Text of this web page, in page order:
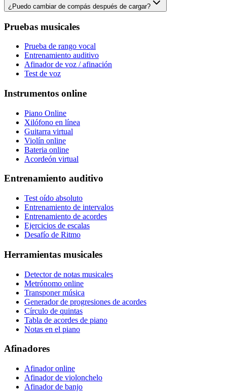
¿Puedo cambiar de compás después de cargar?
Pruebas musicales
Prueba de rango vocal
Entrenamiento auditivo
Afinador de voz / afinación
Test de voz
Instrumentos online
Piano Online
Xilófono en línea
Guitarra virtual
Violín online
Bateria online
Acordeón virtual
Entrenamiento auditivo
Test oído absoluto
Entrenamiento de intervalos
Entrenamiento de acordes
Ejercicios de escalas
Desafío de Ritmo
Herramientas musicales
Detector de notas musicales
Metrónomo online
Transponer música
Generador de progresiones de acordes
Círculo de quintas
Tabla de acordes de piano
Notas en el piano
Afinadores
Afinador online
Afinador de violonchelo
Afinador de banjo